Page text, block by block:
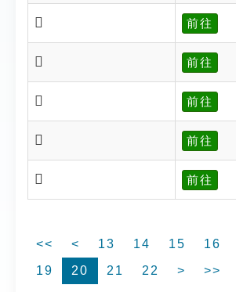
𦗯 前往
𦗳 前往
𦗴 前往
𦗵 前往
𦗶 前往
<< < 13 14 15 16
19
20 21 22 > >>